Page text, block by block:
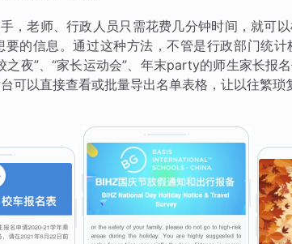
，老师、行政人员只需花费几分钟时间，就可
的信息。通过这种方法，不管是行政部门统
之夜”、“家长运动会”、年末party的师生家长报
可以直接查看或批量导出名单表格，让以往繁琐